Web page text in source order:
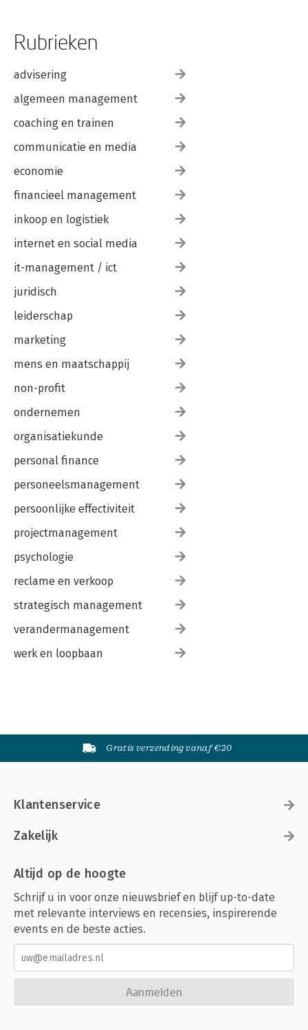
Rubrieken
advisering
algemeen management
coaching en trainen
communicatie en media
economie
financieel management
inkoop en logistiek
internet en social media
it-management / ict
juridisch
leiderschap
marketing
mens en maatschappij
non-profit
ondernemen
organisatiekunde
personal finance
personeelsmanagement
persoonlijke effectiviteit
projectmanagement
psychologie
reclame en verkoop
strategisch management
verandermanagement
werk en loopbaan
Gratis verzending vanaf €20
Klantenservice
Zakelijk
Altijd op de hoogte
Schrijf u in voor onze nieuwsbrief en blijf up-to-date
met relevante interviews en recensies, inspirerende
events en de beste acties.
Aanmelden